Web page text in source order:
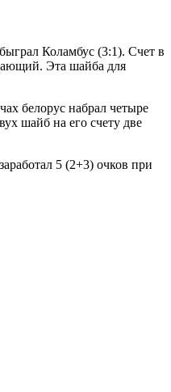
Коламбус (3:1). Счет в
Эта шайба для
белорус набрал четыре
шайб на его счету две
5 (2+3) очков при